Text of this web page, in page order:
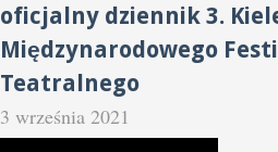
oficjalny dziennik 3.
Międzynarodowego
Teatralnego
3 września 2021